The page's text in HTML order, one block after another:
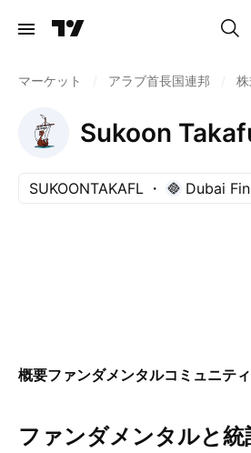
マーケット アラブ首長国連邦
Sukoon
SUKOONTAKAFL Dubai
概要ファンダメンタルコミュニティ
ファンダメンタルと統